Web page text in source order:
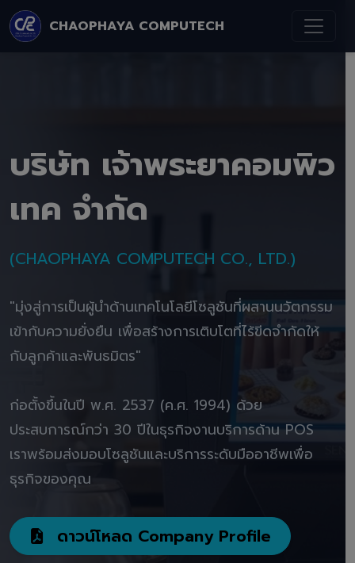
CHAOPHAYA COMPUTECH
บริษัท เจ้าพระยาคอมพิว
เทค จำกัด
(CHAOPHAYA COMPUTECH CO., LTD.)
"มุ่งสู่การเป็นผู้นำด้านเทคโนโลยีโซลูชันที่ผสานนวัตกรรม
เข้ากับความยั่งยืน เพื่อสร้างการเติบโตที่ไร้ขีดจำกัดให้
กับลูกค้าและพันธมิตร"
ก่อตั้งขึ้นในปี พ.ศ. 2537 (ค.ศ. 1994) ด้วย
ประสบการณ์กว่า 30 ปีในธุรกิจงานบริการด้าน POS
เราพร้อมส่งมอบโซลูชันและบริการระดับมืออาชีพเพื่อ
ธุรกิจของคุณ
ดาวน์โหลด Company Profile